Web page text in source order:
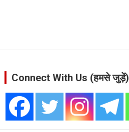
Connect With Us (हमसे जुड़ें)